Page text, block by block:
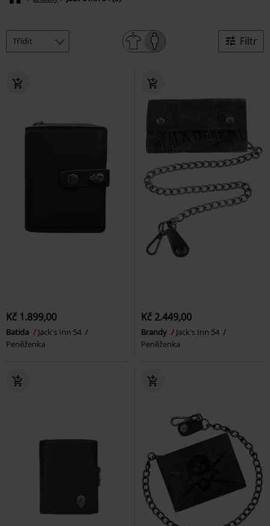
Filtr
Kč 1.899,00
Batida
Jack's Inn 54
Peněženka
Kč 2.449,00
Brandy
Jack's Inn 54
Peněženka